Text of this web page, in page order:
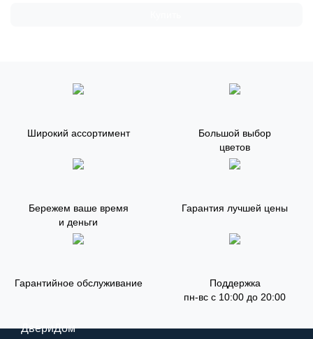
Широкий ассортимент
Большой выбор
цветов
Бережем ваше время
и деньги
Гарантия лучшей цены
Гарантийное обслуживание
Поддержка
пн-вс с 10:00 до 20:00
ДвериДом